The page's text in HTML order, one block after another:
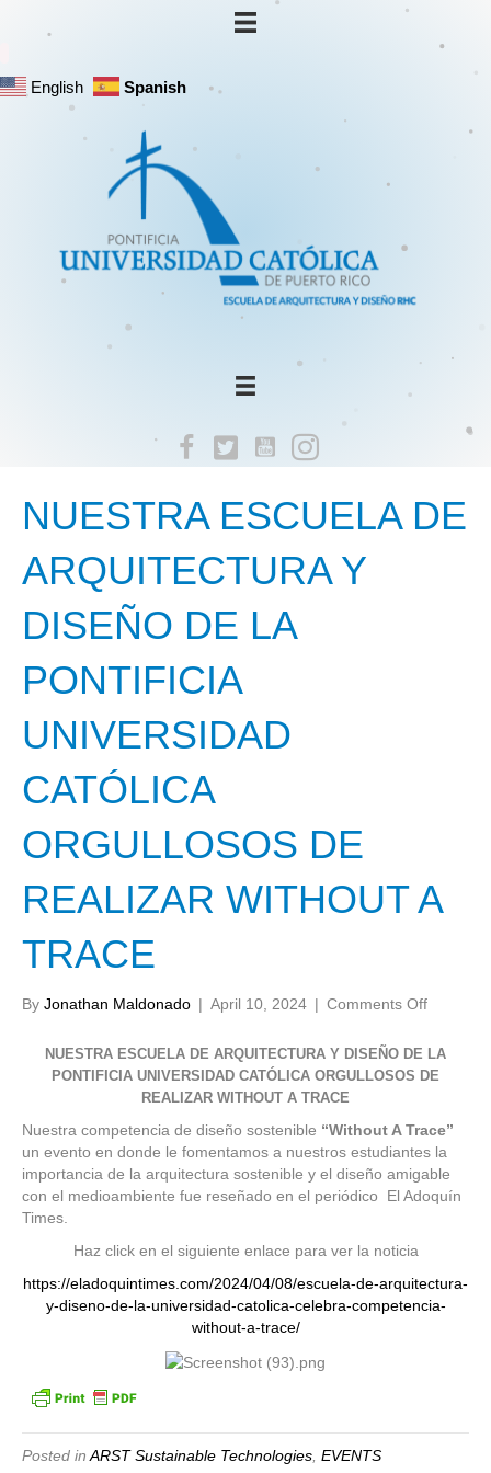
English Spanish
NUESTRA ESCUELA DE
ARQUITECTURA Y
DISEÑO DE LA
PONTIFICIA
UNIVERSIDAD
CATÓLICA
ORGULLOSOS DE
REALIZAR WITHOUT A
TRACE
By Jonathan Maldonado | April 10, 2024 | Comments Offon
DE
DISEÑO
DE
LA
DE
NUESTRA ESCUELA DE ARQUITECTURA Y DISEÑO DE LA
PONTIFICIA UNIVERSIDAD CATÓLICA ORGULLOSOS DE
REALIZAR WITHOUT A TRACE
Nuestra competencia de diseño sostenible “Without A Trace”
un evento en donde le fomentamos a nuestros estudiantes la
importancia de la arquitectura sostenible y el diseño amigable
con el medioambiente fue reseñado en el periódico El Adoquín
Times.
Haz click en el siguiente enlace para ver la noticia
https://eladoquintimes.com/2024/04/08/escuela-de-arquitectura-
y-diseno-de-la-universidad-catolica-celebra-competencia-
without-a-trace/
Posted in ARST Sustainable Technologies EVENTS